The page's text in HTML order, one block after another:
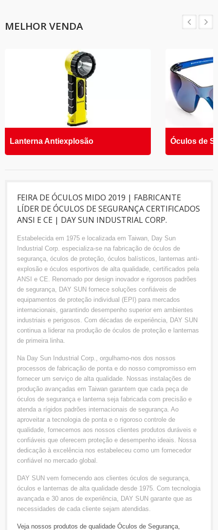
MELHOR VENDA
Lanterna Antiexplosão Óculos de
FEIRA DE ÓCULOS MIDO 2019 | FABRICANTE
LÍDER DE ÓCULOS DE SEGURANÇA CERTIFICADOS
ANSI E CE | DAY SUN INDUSTRIAL CORP.
Estabelecida em 1975 e localizada em Taiwan, Day Sun
Industrial Corp. especializa-se na fabricação de óculos de
segurança, óculos de proteção, óculos balísticos, lanternas anti-
explosão e óculos esportivos de alta qualidade, certificados pela
ANSI e CE. Renomado por design inovador e rigorosos padrões
de segurança, DAY SUN fornece soluções confiáveis de
equipamentos de proteção individual (EPI) para mercados
internacionais, garantindo desempenho superior em ambientes
industriais e perigosos. Com décadas de experiência, DAY SUN
continua a liderar na produção de óculos de proteção e lanternas
de primeira linha.
Na Day Sun Industrial Corp., orgulhamo-nos dos nossos
processos de fabricação de ponta e do nosso compromisso em
fornecer um serviço de alta qualidade. Nossas instalações de
produção avançadas em Taiwan garantem que cada peça de
óculos de segurança e lanterna seja fabricada com precisão e
atenda a rígidos padrões internacionais de segurança. Ao
aproveitar a tecnologia de ponta e o rigoroso controle de
qualidade, fornecemos aos nossos clientes produtos duráveis e
confiáveis que oferecem proteção e desempenho ideais. Nossa
dedicação à excelência nos estabeleceu como um fornecedor
confiável no mercado global.
DAY SUN vem fornecendo aos clientes óculos de segurança,
óculos e lanternas de alta qualidade desde 1975. Com tecnologia
avançada e 30 anos de experiência, DAY SUN garante que as
necessidades de cada cliente sejam atendidas.
Veja nossos produtos de qualidade Óculos de Segurança,